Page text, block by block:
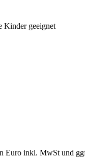
Kinder geeignet
Euro inkl. MwSt und